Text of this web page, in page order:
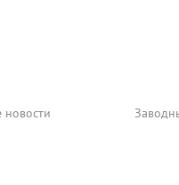
новости